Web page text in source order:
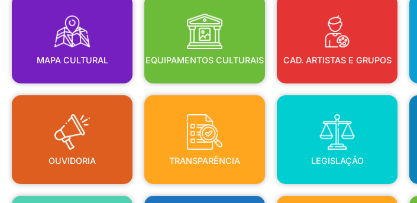
MAPA CULTURAL
MAPA CULTURAL
EQUIPAMENTOS CULTURAIS
EQUIPAMENTOS CULTURAIS
CAD. ARTISTAS E GRUPOS
CAD. ARTISTAS E GRUPOS
OUVIDORIA
OUVIDORIA
TRANSPARÊNCIA
TRANSPARÊNCIA
LEGISLAÇÃO
LEGISLAÇÃO